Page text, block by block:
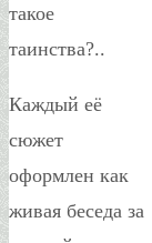
такое
таинства?..
Каждый её
сюжет
оформлен как
живая беседа за